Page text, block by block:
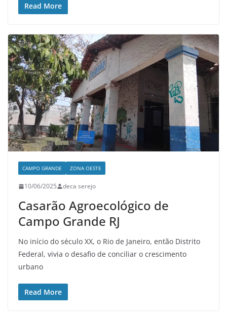
Read More
CAMPO GRANDE ZONA OESTE
10/06/2025 deca serejo
Casarão Agroecológico de
Campo Grande RJ
No início do século XX, o Rio de Janeiro, então Distrito
Federal, vivia o desafio de conciliar o crescimento
urbano
Read More